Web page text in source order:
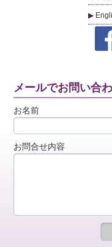
メールでお問い合
お名前
お問合せ内容